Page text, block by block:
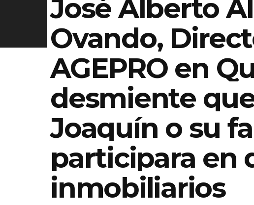
José Alberto
Ovando,
AGEPRO en
desmiente
Joaquín o su
participara en
inmobiliarios